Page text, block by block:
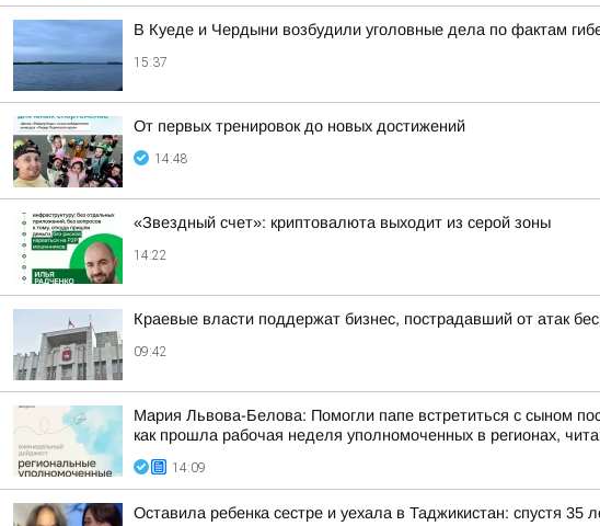
В Куеде и Чердыни возбудили уголовные дела по фактам
15:37
От первых тренировок до новых достижений
14:48
«Звездный счет»: криптовалюта выходит из серой зоны
14:22
Краевые власти поддержат бизнес, пострадавший от атак
09:42
Мария Львова-Белова: Помогли папе встретиться с сыном
как прошла рабочая неделя уполномоченных в регионах,
14:09
Оставила ребенка сестре и уехала в Таджикистан: спустя 35